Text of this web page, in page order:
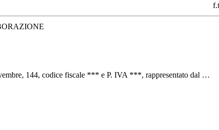
144, codice fiscale *** e P. IVA ***, rappresentato dal …